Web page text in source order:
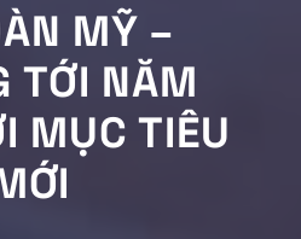
MỸ –
TỚI NĂM
MỤC TIÊU